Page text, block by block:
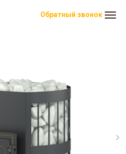
Обратный звонок